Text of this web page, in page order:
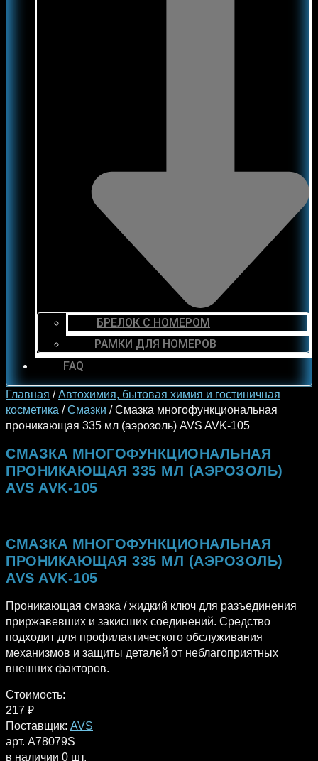
БРЕЛОК С НОМЕРОМ
РАМКИ ДЛЯ НОМЕРОВ
FAQ
Главная /Автохимия, бытовая химия и гостиничная
косметика /Смазки / Смазка многофункциональная
проникающая 335 мл (аэрозоль) AVS AVK-105
СМАЗКА МНОГОФУНКЦИОНАЛЬНАЯ
ПРОНИКАЮЩАЯ 335 МЛ (АЭРОЗОЛЬ)
AVS AVK-105
СМАЗКА МНОГОФУНКЦИОНАЛЬНАЯ
ПРОНИКАЮЩАЯ 335 МЛ (АЭРОЗОЛЬ)
AVS AVK-105
Проникающая смазка / жидкий ключ для разъединения
приржавевших и закисших соединений. Средство
подходит для профилактического обслуживания
механизмов и защиты деталей от неблагоприятных
внешних факторов.
Стоимость:
217 ₽
Поставщик: AVS
арт. A78079S
в наличии 0 шт.